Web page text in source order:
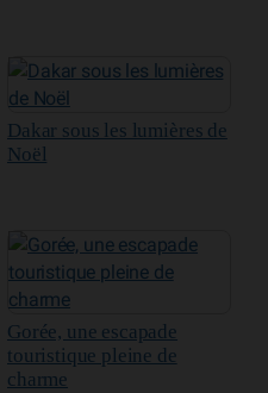
Dakar sous les lumières de
Noël
Gorée, une escapade
touristique pleine de
charme